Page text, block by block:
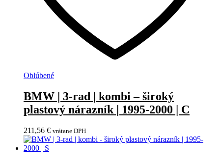
Oblúbené
BMW | 3-rad | kombi – široký
plastový nárazník | 1995-2000 | C
211,56 € vrátane DPH